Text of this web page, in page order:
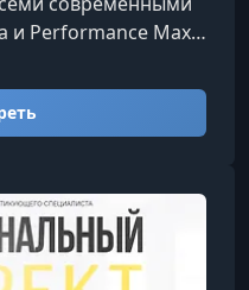
и Performance Max
создан для тех,
работать с
уверенно
актуальных типов
Demand Gen,